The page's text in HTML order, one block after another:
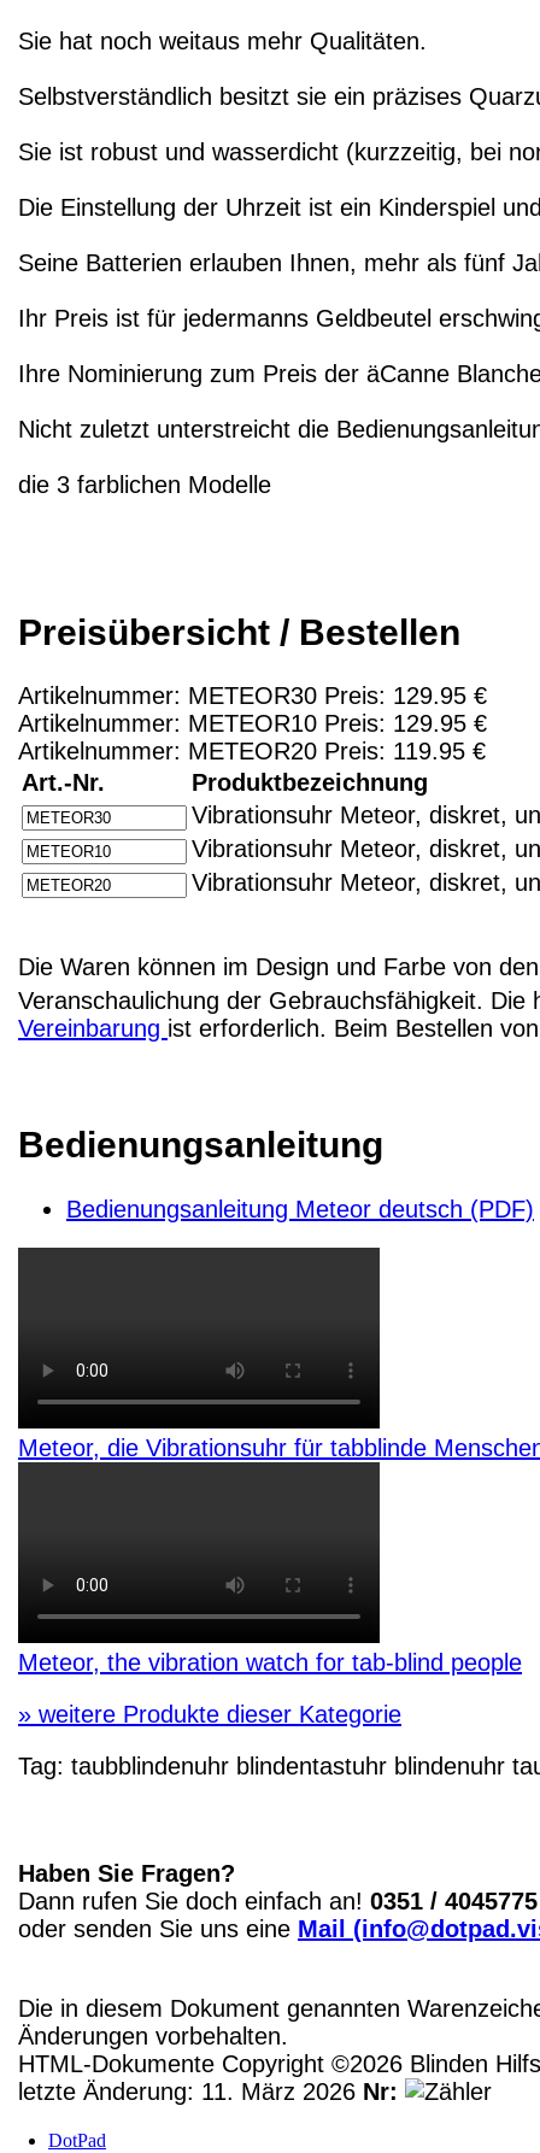
Sie hat noch weitaus mehr Qualitäten.
Selbstverständlich besitzt sie ein präzises
Sie ist robust und wasserdicht (kurzzeitig, bei
Die Einstellung der Uhrzeit ist ein Kinderspiel
Seine Batterien erlauben Ihnen, mehr als fünf
Ihr Preis ist für jedermanns Geldbeutel
Ihre Nominierung zum Preis der äCanne
Nicht zuletzt unterstreicht die
die 3 farblichen Modelle
Preisübersicht / Bestellen
Artikelnummer: METEOR30 Preis: 129.95 €
Artikelnummer: METEOR10 Preis: 129.95 €
Artikelnummer: METEOR20 Preis: 119.95 €
Art.-Nr.
Produktbezeichnung
Vibrationsuhr Meteor, diskret,
Vibrationsuhr Meteor, diskret,
Vibrationsuhr Meteor, diskret,
Die Waren können im Design und Farbe von
Veranschaulichung der Gebrauchsfähigkeit.
Vereinbarung ist erforderlich. Beim Bestellen
Bedienungsanleitung
Bedienungsanleitung Meteor deutsch (PDF)
Meteor, die Vibrationsuhr für tabblinde
Meteor, the vibration watch for tab-blind people
» weitere Produkte dieser Kategorie
Tag: taubblindenuhr blindentastuhr blindenuhr
Haben Sie Fragen?
Dann rufen Sie doch einfach an! 0351 / 4045775
oder senden Sie uns eine Mail
Die in diesem Dokument genannten
Änderungen vorbehalten.
HTML-Dokumente Copyright ©2026 Blinden
letzte Änderung: 11. März 2026 Nr:
DotPad